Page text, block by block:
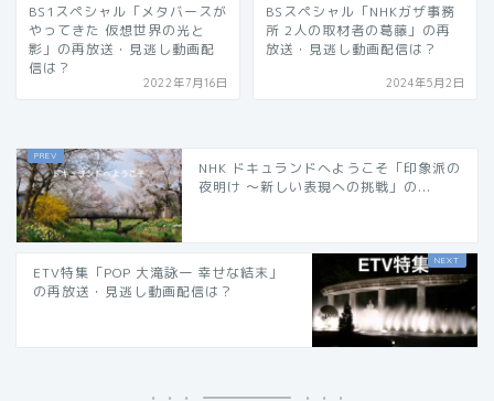
BS1スペシャル「メタバースが
やってきた 仮想世界の光と
影」の再放送・見逃し動画配
信は？
2022年7月16日
BSスペシャル「NHKガザ事務
所 2人の取材者の葛藤」の再
放送・見逃し動画配信は？
2024年5月2日
NHK ドキュランドへようこそ「印象派の
夜明け 〜新しい表現への挑戦」の...
ETV特集「POP 大滝詠一 幸せな結末」
の再放送・見逃し動画配信は？